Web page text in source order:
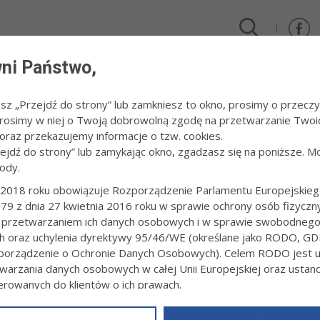
/ Klasa "A" piłki nożnej - Iskra Tarnów - Victoria Koszyce Małe
PIŁKI NOŻNEJ - ISKRA TARNÓW -
15 listopada 2020 r. fot. Artur Gawle
PRZECZYTAJ O MECZU
Państwo,
„Przejdź do strony” lub zamkniesz to okno, prosimy o
w niej o Twoją dobrowolną zgodę na przetwarzanie
przekazujemy informacje o tzw. cookies.
do strony” lub zamykając okno, zgadzasz się na poniższe.
roku obowiązuje Rozporządzenie Parlamentu
z dnia 27 kwietnia 2016 roku w sprawie ochrony osób
ich danych osobowych i w sprawie
oraz uchylenia dyrektywy 95/46/WE (określane jako RODO,
o Ochronie Danych Osobowych). Celem RODO jest
danych osobowych w całej Unii Europejskiej oraz
do klientów o ich prawach.
powyższym, w zakładceRODOna stroniehttps://